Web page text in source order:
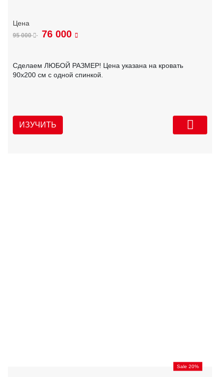
95 000 76 000
Сделаем ЛЮБОЙ РАЗМЕР! Цена указана на кровать
90х200 см с одной спинкой.
ИЗУЧИТЬ
Sale 20%